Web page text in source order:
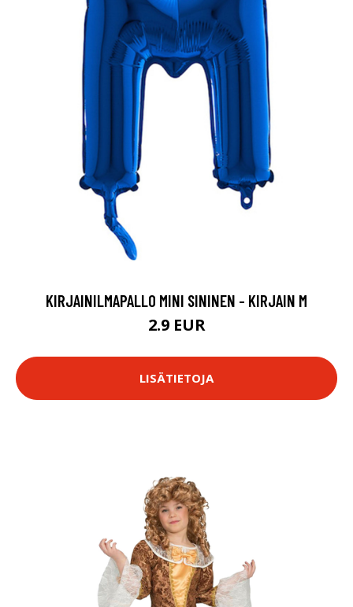
KIRJAINILMAPALLO MINI SININEN - KIRJAIN M
2.9 EUR
LISÄTIETOJA